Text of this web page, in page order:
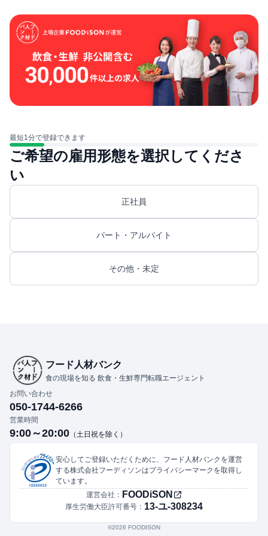
最短1分で登録できます
ご希望の雇用形態を選択してくださ
い
正社員
パート・アルバイト
その他・未定
フード人材バンク
食の現場を知る 飲食・生鮮専門転職エージェント
お問い合わせ
050-1744-6266
営業時間
9:00～20:00 （土日祝を除く）
安心してご登録いただくために、フード人材バンクを運営
する株式会社フーディソンはプライバシーマークを取得し
ています。
運営会社： FOODiSON
厚生労働大臣許可番号： 13-ユ-308234
©︎2026 FOODISON